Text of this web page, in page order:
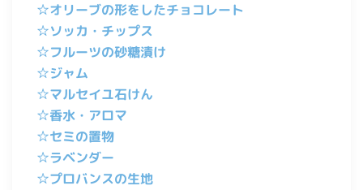
☆オリーブの形をしたチョコレート
☆ソッカ・チップス
☆フルーツの砂糖漬け
☆ジャム
☆マルセイユ石けん
☆香水・アロマ
☆セミの置物
☆ラベンダー
☆プロバンスの生地